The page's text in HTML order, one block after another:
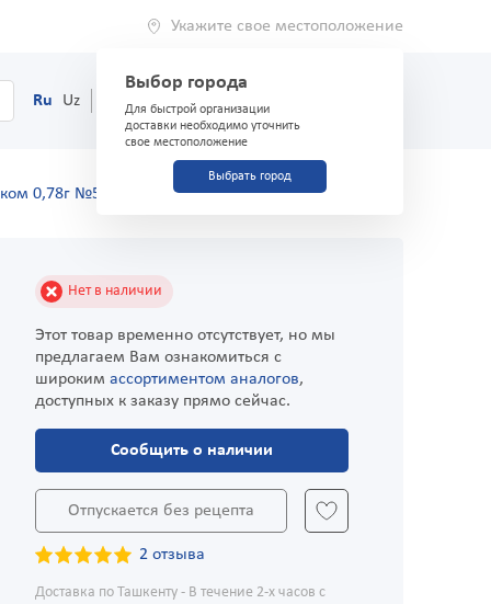
Укажите свое местоположение
Выбор города
Для быстрой организации
доставки необходимо уточнить
свое местоположение
Выбрать город
Ru Uz (71) 200-03-03
0,78г №50 капсулы
Нет в наличии
Этот товар временно отсутствует, но мы
предлагаем Вам ознакомиться с
широким ассортиментом аналогов,
доступных к заказу прямо сейчас.
Сообщить о наличии
Отпускается без рецепта
2 отзыва
Доставка по Ташкенту - В течение 2-х часов с